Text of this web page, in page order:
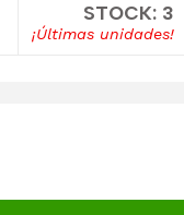
STOCK: 3
¡Últimas unidades!